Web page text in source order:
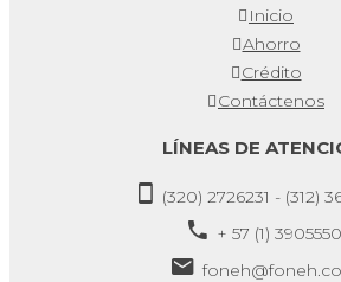
Inicio
Ahorro
Crédito
Contáctenos
LÍNEAS DE
(320) 2726231 - (312)
+ 57 (1) 3905550